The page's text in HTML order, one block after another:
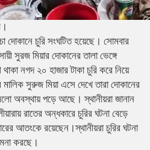
দোকানে চুরি সংঘটিত হয়েছে। সোমবার
সুরজ মিয়ার দোকানের তালা ভেঙ্গে
নগদ ২০ হাজার টাকা চুরি করে নিয়ে
সুরুজ মিয়া এসে দেখে তারা দোকানের
অবস্থায় পড়ে আছে। স্থানীয়রা জানান
রাতের অন্ধকারে চুরির ঘটনা বেড়ে
আতংকে রয়েছেন।স্থানীয়রা চুরির ঘটনা
করছে।